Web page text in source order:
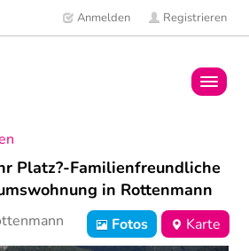
Anmelden Registrieren
Immobilien
Mitglieder
Platz?-Familienfreundliche
in Rottenmann
Fotos Karte